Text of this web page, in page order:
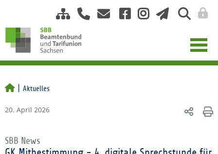
Aktuelles
20. April 2026
SBB News